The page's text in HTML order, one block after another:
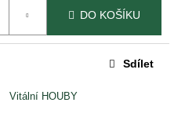
DO KOŠÍKU
Vitální HOUBY
Sdílet